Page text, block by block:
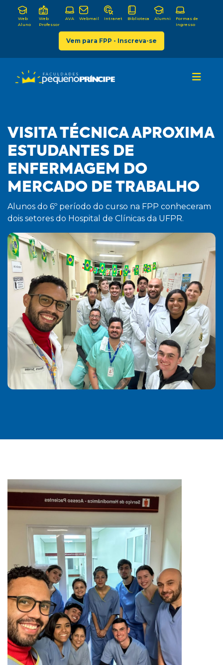
Web
Aluno
Web
Professor
AVA Webmail Intranet Biblioteca Alumni
Formas de
Ingresso
Vem para FPP - Inscreva-se
VISITA TÉCNICA APROXIMA
ESTUDANTES DE
ENFERMAGEM DO
MERCADO DE TRABALHO
Alunos do 6º período do curso na FPP conheceram
dois setores do Hospital de Clínicas da UFPR.